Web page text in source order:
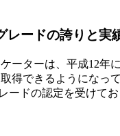
レードの誇りと実
ーターは、平成12年
得できるようになっ
ードの認定を受けてお